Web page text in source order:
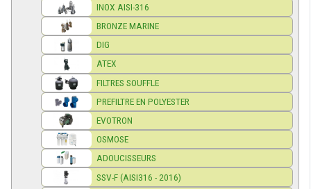
INOX AISI-316
BRONZE MARINE
DIG
ATEX
FILTRES SOUFFLE
PREFILTRE EN POLYESTER
EVOTRON
OSMOSE
ADOUCISSEURS
SSV-F (AISI316 - 2016)